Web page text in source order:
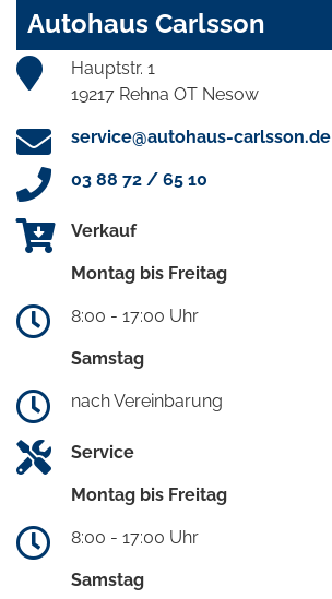
Autohaus Carlsson
Hauptstr. 1
19217 Rehna OT Nesow
service@autohaus-carlsson.de
03 88 72 / 65 10
Verkauf
Montag bis Freitag
8:00 - 17:00 Uhr
Samstag
nach Vereinbarung
Service
Montag bis Freitag
8:00 - 17:00 Uhr
Samstag